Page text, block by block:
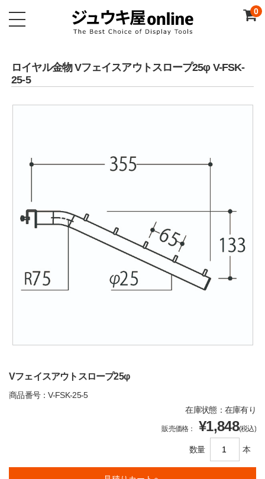
0
ロイヤル金物 Vフェイスアウトスロープ25φ V-FSK-
25-5
Vフェイスアウトスロープ25φ
商品番号：V-FSK-25-5
在庫状態：在庫有り
販売価格： ¥1,848(税込)
数量 本